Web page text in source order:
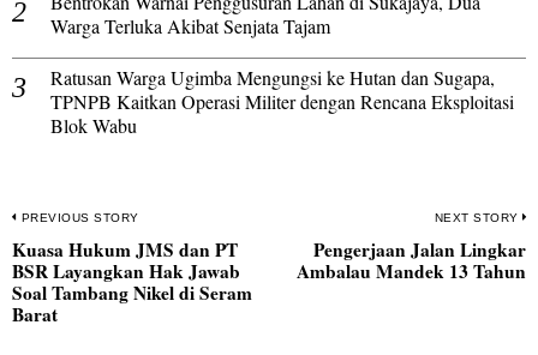
Warga Terluka Akibat Senjata Tajam
Ratusan Warga Ugimba Mengungsi ke Hutan dan Sugapa,
TPNPB Kaitkan Operasi Militer dengan Rencana Eksploitasi
Blok Wabu
Navigasi
pos
PREVIOUS STORY
Previous
post:
Kuasa Hukum JMS dan PT
BSR Layangkan Hak Jawab
Soal Tambang Nikel di Seram
Barat
NEXT STORY
Pengerjaan Jalan Lingkar
Ambalau Mandek 13 Tahun